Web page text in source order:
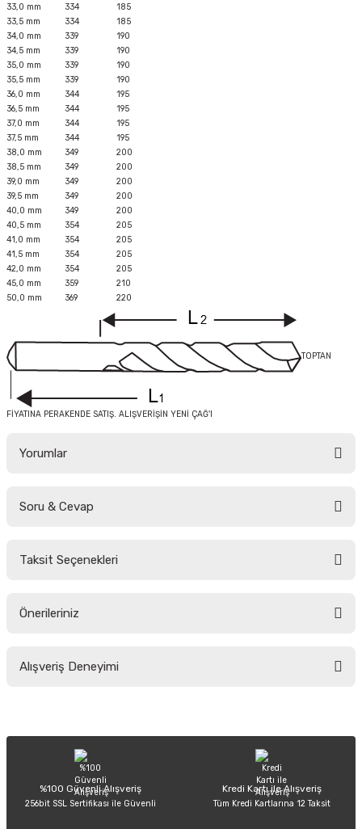
33,0 mm
334
185
33,5 mm
334
185
34,0 mm
339
190
34,5 mm
339
190
35,0 mm
339
190
35,5 mm
339
190
36,0 mm
344
195
36,5 mm
344
195
37,0 mm
344
195
37,5 mm
344
195
38,0 mm
349
200
38,5 mm
349
200
39,0 mm
349
200
39,5 mm
349
200
40,0 mm
349
200
40,5 mm
354
205
41,0 mm
354
205
41,5 mm
354
205
42,0 mm
354
205
45,0 mm
359
210
50,0 mm
369 220
TOPTAN
FİYATINA PERAKENDE SATIŞ. ALIŞVERİŞİN YENİ ÇAĞ'I
Yorumlar
Soru & Cevap
Taksit Seçenekleri
Önerileriniz
yetersiz gördüğünüz noktaları öneri formunu kullanarak tarafımıza
Ürün açıklamasında eksik bilgiler bulunuyor.
Ürün bilgilerinde hatalar bulunuyor.
Ürün fiyatı diğer sitelerden daha pahalı.
Alışveriş Deneyimi
Sitemize ilk yorumu siz yapın!
%100 Güvenli Alışveriş
256bit SSL Sertifikası ile Güvenli
Kredi Kartı ile Alışveriş
Tüm Kredi Kartlarına 12 Taksit